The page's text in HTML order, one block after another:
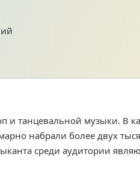
и танцевальной музыки. В
набрали более двух
среди аудитории
творчество ориентировано